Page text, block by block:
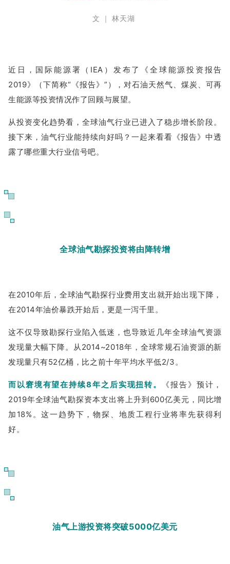
文 ｜ 林天湖
近日，国际能源署（IEA）发布了《全球能源投资报告
2019》（下简称“《报告》”），对石油天然气、煤炭、可再
生能源等投资情况作了回顾与展望。
从投资变化趋势看，全球油气行业已进入了稳步增长阶段。
接下来，油气行业能持续向好吗？一起来看看《报告》中透
露了哪些重大行业信号吧。
全球油气勘探投资将由降转增
在2010年后，全球油气勘探行业费用支出就开始出现下降，
在2014年油价暴跌开始后，更是一泻千里。
这不仅导致勘探行业陷入低迷，也导致近几年全球油气资源
发现量大幅下降。从2014~2018年，全球常规石油资源的新
发现量只有52亿桶，比之前十年平均水平低2/3。
而以窘境有望在持续8年之后实现扭转。
《报告》预计，
2019年全球油气勘探资本支出将上升到600亿美元，同比增
加18%。这一趋势下，物探、地质工程行业将率先获得利
好。
油气上游投资将突破5000亿美元